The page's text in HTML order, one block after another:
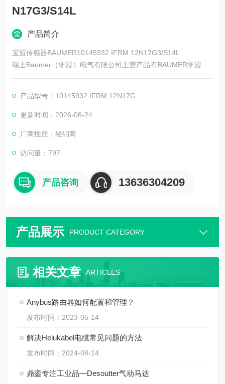
N17G3/S14L
产品简介
宝盟传感器BAUMER10145932 IFRM 12N17G3/S14L
瑞士Baumer（堡盟）电气有限公司主营产品有BAUMER堡盟、B
AUMER编码器、BAUMER传感器、BAUMER控制器、BAUMER
ER光电开关、BAUMER限位开关、宝盟传感器
产品型号：10145932 IFRM 12N17G
更新时间：2026-06-24
厂商性质：经销商
访问量：797
产品咨询 13636304209
产品展示 PRODUCT CATEGORY
相关文章 ARTICLES
Anybus路由器如何配置和管理？
发布时间：2023-05-14
解决Helukabel电缆常见问题的方法
发布时间：2024-08-14
鼎銮专注工业品—Desoutter气动马达